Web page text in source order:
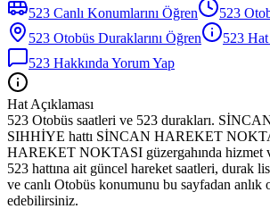
523 Canlı Konumlarını Öğren 523
523 Otobüs Duraklarını Öğren 523 Hat
523 Hakkında Yorum Yap
Hat Açıklaması
523 Otobüs saatleri ve 523 durakları.
SIHHİYE hattı SİNCAN HAREKET
HAREKET NOKTASI güzergahında hizmet
523 hattına ait güncel hareket saatleri, durak
ve canlı Otobüs konumunu bu sayfadan anlık
edebilirsiniz.